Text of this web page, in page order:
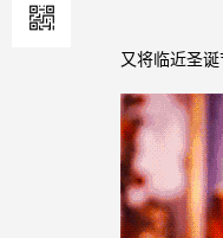
又将临近圣